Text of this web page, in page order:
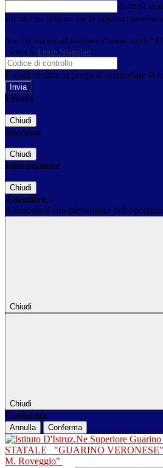
E-mail
all'indirizzo indicato con le istruzioni
Non hai una e-mail associata al nome utente?
tramite la Login Spaggiari
E-mail inviata, si prega di controllare la
Errore
Chiudi
Successo
Chiudi
Informazione
Chiudi
Attendere...
Attendere il completamento
Chiudi
Chiudi
Conferma
Annulla Conferma
STATALE
"GUARINO VERONESE"
M. Roveggio"